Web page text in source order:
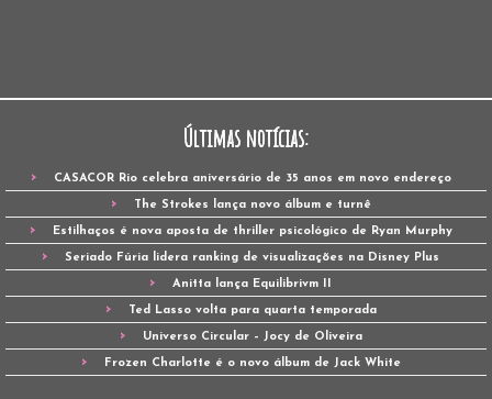
Últimas notícias:
CASACOR Rio celebra aniversário de 35 anos em novo endereço
The Strokes lança novo álbum e turnê
Estilhaços é nova aposta de thriller psicológico de Ryan Murphy
Seriado Fúria lidera ranking de visualizações na Disney Plus
Anitta lança Equilibrivm II
Ted Lasso volta para quarta temporada
Universo Circular – Jocy de Oliveira
Frozen Charlotte é o novo álbum de Jack White